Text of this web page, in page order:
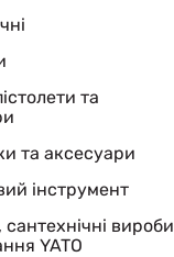
та
та аксесуари
інструмент
сантехнічні вироби
YATO